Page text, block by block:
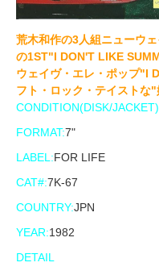
荒木和作の3人組ニューウ
の1ST"I DON'T LIKE
ウェイヴ・エレ・ポップ"I
フト・ロック・テイストな
CONDITION(DISK/
FORMAT:7"
LABEL:FOR LIFE
CAT#:7K-67
COUNTRY:JPN
YEAR:1982
DETAIL